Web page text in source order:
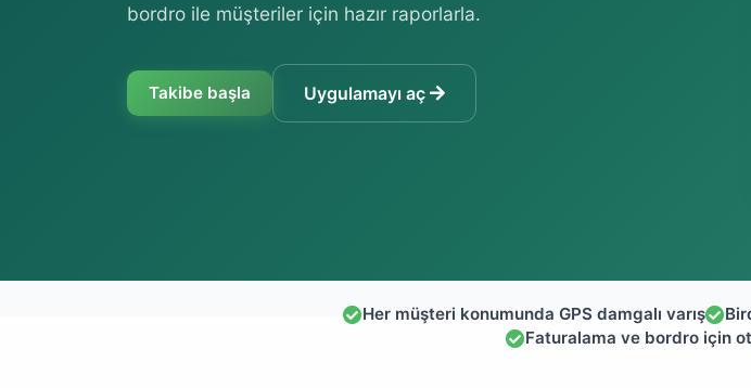
bordro ile müşteriler için hazır raporlarla.
Takibe başla Uygulamayı aç
Her müşteri konumunda GPS damgalı varış
Faturalama ve bordro için